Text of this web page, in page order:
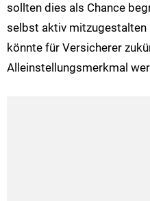
sollten dies als Chance
selbst aktiv mitzugestalten
könnte für Versicherer
Alleinstellungsmerkmal